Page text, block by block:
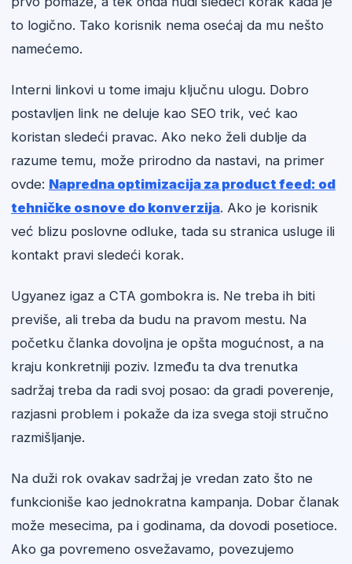
to logično. Tako korisnik nema osećaj da mu nešto
namećemo.
Interni linkovi u tome imaju ključnu ulogu. Dobro
postavljen link ne deluje kao SEO trik, već kao
koristan sledeći pravac. Ako neko želi dublje da
razume temu, može prirodno da nastavi, na primer
ovde: Napredna optimizacija za product feed: od
tehničke osnove do konverzija. Ako je korisnik
već blizu poslovne odluke, tada su stranica usluge ili
kontakt pravi sledeći korak.
Ugyanez igaz a CTA gombokra is. Ne treba ih biti
previše, ali treba da budu na pravom mestu. Na
početku članka dovoljna je opšta mogućnost, a na
kraju konkretniji poziv. Između ta dva trenutka
sadržaj treba da radi svoj posao: da gradi poverenje,
razjasni problem i pokaže da iza svega stoji stručno
razmišljanje.
Na duži rok ovakav sadržaj je vredan zato što ne
funkcioniše kao jednokratna kampanja. Dobar članak
može mesecima, pa i godinama, da dovodi posetioce.
Ako ga povremeno osvežavamo, povezujemo